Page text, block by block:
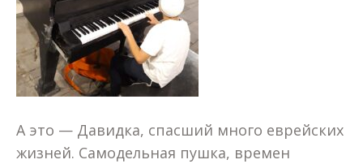
А это — Давидка, спасший много еврейских
жизней. Самодельная пушка, времен